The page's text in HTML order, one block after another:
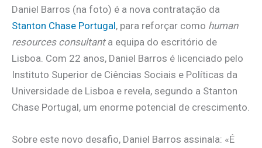
Daniel Barros (na foto) é a nova contratação da
Stanton Chase Portugal, para reforçar como human
resources consultanta equipa do escritório de
Lisboa. Com 22 anos, Daniel Barros é licenciado pelo
Instituto Superior de Ciências Sociais e Políticas da
Universidade de Lisboa e revela, segundo a Stanton
Chase Portugal, um enorme potencial de crescimento.
Sobre este novo desafio, Daniel Barros assinala: «É